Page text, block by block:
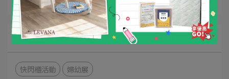
文章分類
快閃櫃活動 婦幼展